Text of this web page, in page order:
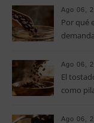
Ago 06,
Por qué
Ago 06,
El
como
Ago 06,